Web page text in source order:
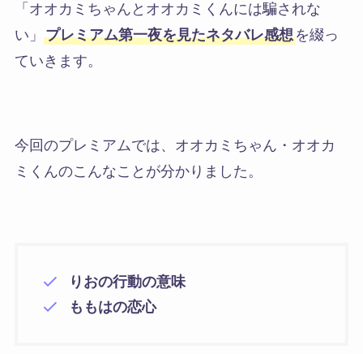
「オオカミちゃんとオオカミくんには騙されな
い」 プレミアム第一夜を見たネタバレ感想を綴っ
ていきます。
今回のプレミアムでは、オオカミちゃん・オオカ
ミくんのこんなことが分かりました。
りおの行動の意味
ももはの恋心